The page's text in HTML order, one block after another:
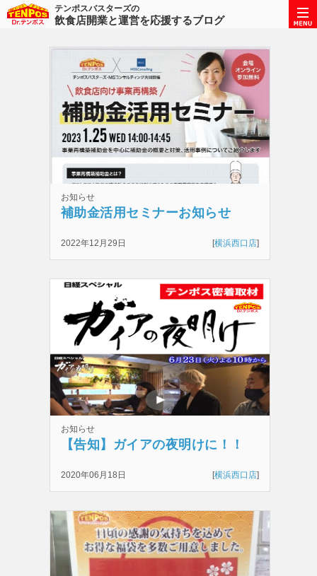
テンポスバスターズの
飲食店開業と運営を応援するブログ
お知らせ
補助金活用セミナーお知らせ
2022年12月29日 [横浜西口店]
お知らせ
【告知】ガイアの夜明けに！！
2020年06月18日 [横浜西口店]